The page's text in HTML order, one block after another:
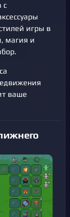
с
игры в
магия и
ваше